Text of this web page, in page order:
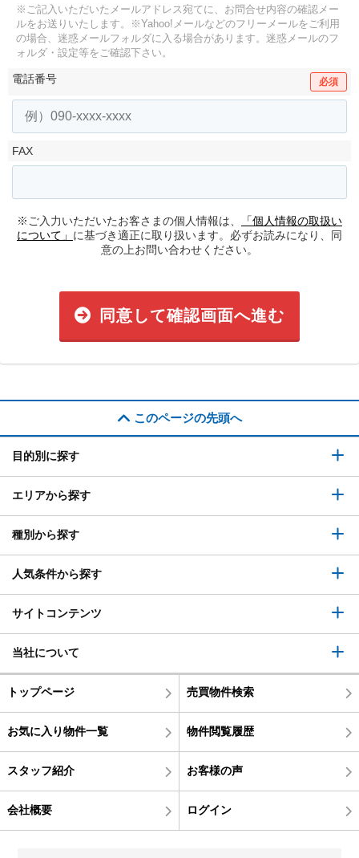
※ご記入いただいたメールアドレス宛てに、お問合せ内容の確認メー
ルをお送りいたします。
※Yahoo!メールなどのフリーメールをご利用
の場合、迷惑メールフォルダに入る場合があります。 迷惑メールのフ
ォルダ・設定等をご確認下さい。
電話番号 必須
FAX
※ご入力いただいたお客さまの個人情報は、
「個人情報の取扱い
について」 に基づき適正に取り扱います。必ずお読みになり、同
意の上お問い合わせください。
同意して確認画面へ進む
このページの先頭へ
目的別に探す
エリアから探す
種別から探す
人気条件から探す
サイトコンテンツ
当社について
トップページ 売買物件検索
お気に入り物件一覧 物件閲覧履歴
スタッフ紹介 お客様の声
会社概要 ログイン